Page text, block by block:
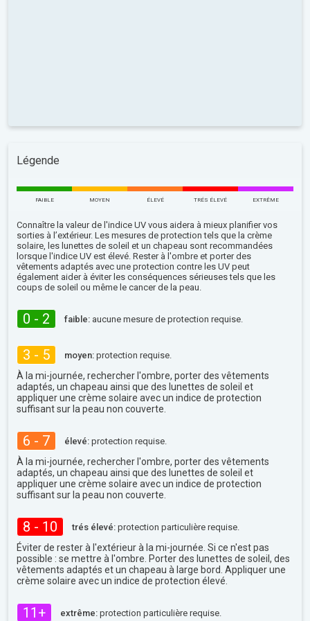
Légende
FAIBLE MOYEN ÉLEVÉ TRÉS ÉLEVÉ EXTRÊME
Connaître la valeur de l'indice UV vous aidera à mieux planifier vos
sorties à l’extérieur. Les mesures de protection tels que la crème
solaire, les lunettes de soleil et un chapeau sont recommandées
lorsque l'indice UV est élevé. Rester à l'ombre et porter des
vêtements adaptés avec une protection contre les UV peut
également aider à éviter les conséquences sérieuses tels que les
coups de soleil ou même le cancer de la peau.
0 - 2 faible: aucune mesure de protection requise.
3 - 5 moyen: protection requise.
À la mi-journée, rechercher l'ombre, porter des vêtements
adaptés, un chapeau ainsi que des lunettes de soleil et
appliquer une crème solaire avec un indice de protection
suffisant sur la peau non couverte.
6 - 7 élevé: protection requise.
À la mi-journée, rechercher l'ombre, porter des vêtements
adaptés, un chapeau ainsi que des lunettes de soleil et
appliquer une crème solaire avec un indice de protection
suffisant sur la peau non couverte.
8 - 10 trés élevé: protection particulière requise.
Éviter de rester à l'extérieur à la mi-journée. Si ce n'est pas
possible : se mettre à l'ombre. Porter des lunettes de soleil, des
vêtements adaptés et un chapeau à large bord. Appliquer une
crème solaire avec un indice de protection élevé.
11+ extrême: protection particulière requise.